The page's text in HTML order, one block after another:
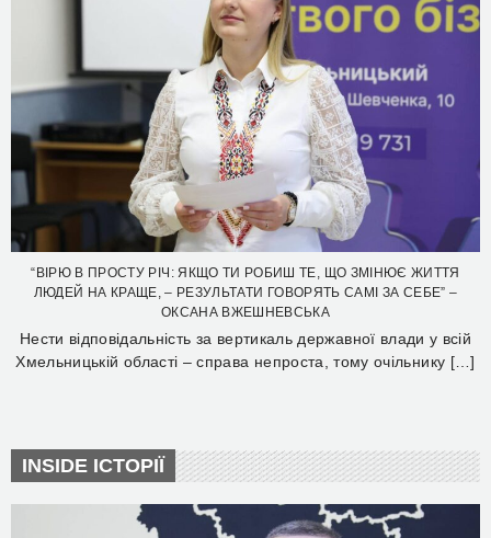
“ВІРЮ В ПРОСТУ РІЧ: ЯКЩО ТИ РОБИШ ТЕ, ЩО ЗМІНЮЄ ЖИТТЯ
ЛЮДЕЙ НА КРАЩЕ, – РЕЗУЛЬТАТИ ГОВОРЯТЬ САМІ ЗА СЕБЕ” –
ОКСАНА ВЖЕШНЕВСЬКА
Нести відповідальність за вертикаль державної влади у всій
Хмельницькій області – справа непроста, тому очільнику […]
INSIDE ІСТОРІЇ